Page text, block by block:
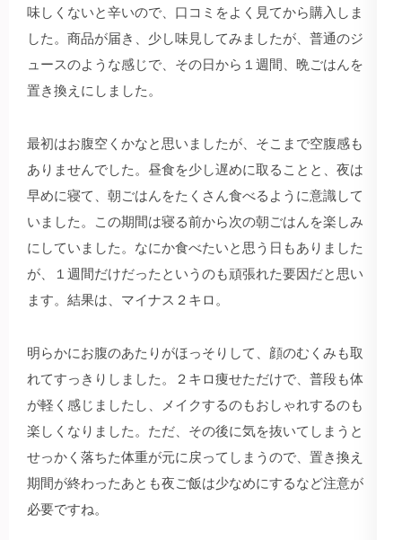
味しくないと辛いので、口コミをよく見てから購入しま
した。商品が届き、少し味見してみましたが、普通のジ
ュースのような感じで、その日から１週間、晩ごはんを
置き換えにしました。
最初はお腹空くかなと思いましたが、そこまで空腹感も
ありませんでした。昼食を少し遅めに取ることと、夜は
早めに寝て、朝ごはんをたくさん食べるように意識して
いました。この期間は寝る前から次の朝ごはんを楽しみ
にしていました。なにか食べたいと思う日もありました
が、１週間だけだったというのも頑張れた要因だと思い
ます。結果は、マイナス２キロ。
明らかにお腹のあたりがほっそりして、顔のむくみも取
れてすっきりしました。２キロ痩せただけで、普段も体
が軽く感じましたし、メイクするのもおしゃれするのも
楽しくなりました。ただ、その後に気を抜いてしまうと
せっかく落ちた体重が元に戻ってしまうので、置き換え
期間が終わったあとも夜ご飯は少なめにするなど注意が
必要ですね。